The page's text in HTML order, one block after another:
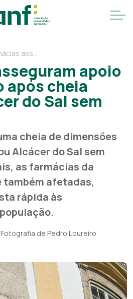
população após cheia deixar Alcácer do Sal sem serviços
apoio
após cheia
do Sal sem
cheia de dimensões
Alcácer do Sal sem
as farmácias da
também afetadas,
rápida às
de Pedro Loureiro